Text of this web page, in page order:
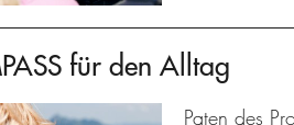
für den Alltag
Paten des